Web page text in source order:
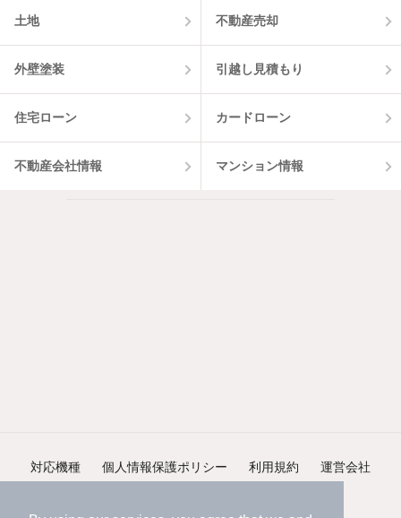
土地 不動産売却
外壁塗装 引越し見積もり
住宅ローン カードローン
不動産会社情報 マンション情報
対応機種 個人情報保護ポリシー 利用規約 運営会社